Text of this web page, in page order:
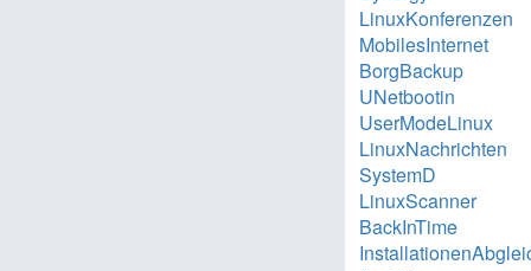
LinuxKonferenzen
MobilesInternet
BorgBackup
UNetbootin
UserModeLinux
LinuxNachrichten
SystemD
LinuxScanner
BackInTime